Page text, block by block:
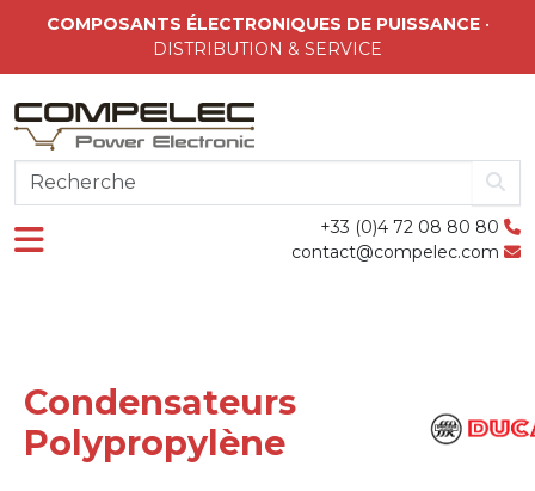
COMPOSANTS ÉLECTRONIQUES DE PUISSANCE•
DISTRIBUTION & SERVICE
+33 (0)4 72 08 80 80
contact@compelec.com
Condensateurs
Polypropylène